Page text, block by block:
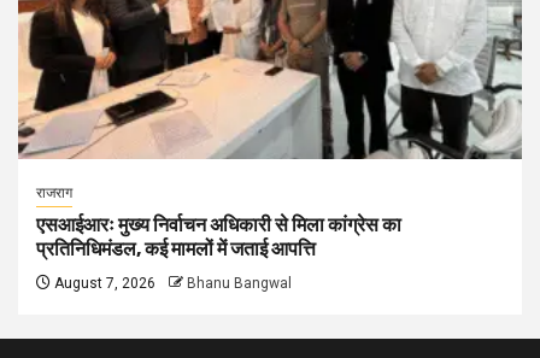
राजराग
एसआईआरः मुख्य निर्वाचन अधिकारी से मिला कांग्रेस का
प्रतिनिधिमंडल, कई मामलों में जताई आपत्ति
August 7, 2026 Bhanu Bangwal